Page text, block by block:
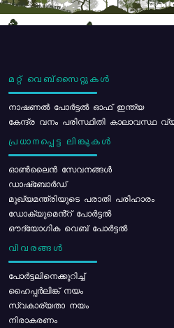
മറ്റ് വെബ്സൈറ്റുകൾ
നാഷണൽ പോർട്ടൽ ഓഫ് ഇന്ത്യ
കേന്ദ്ര വനം പരിസ്ഥിതി കാലാവസ്ഥ
പ്രധാനപ്പെട്ട ലിങ്കുകൾ
ഓൺലൈൻ സേവനങ്ങൾ
ഡാഷ്ബോർഡ്
മുഖ്യമന്ത്രിയുടെ പരാതി പരിഹാരം
ഡോക്യുമെൻ്റ് പോർട്ടൽ
ഔദ്യോഗിക വെബ് പോർട്ടൽ
വിവരങ്ങൾ
പോര്‍ട്ടലിനെക്കുറിച്ച്
ഹൈപ്പർലിങ്ക് നയം
സ്വകാര്യതാ നയം
നിരാകരണം